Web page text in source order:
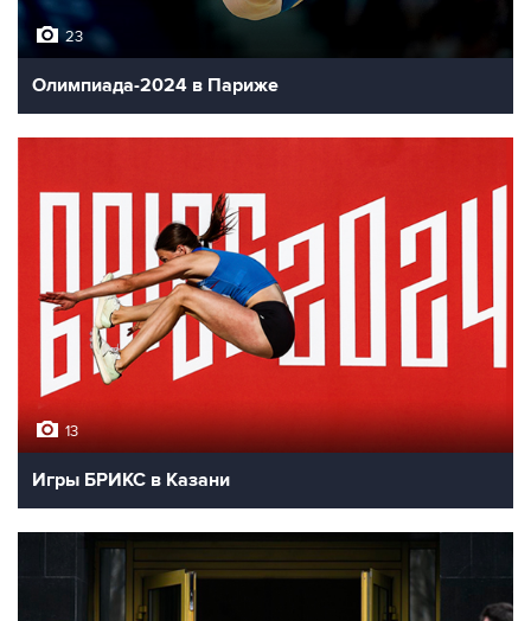
23
Олимпиада-2024 в Париже
13
Игры БРИКС в Казани